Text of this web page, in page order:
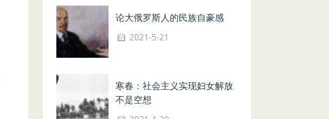
论大俄罗斯人的民族自豪感
2021-5-21
寒春：社会主义实现妇女解放
不是空想